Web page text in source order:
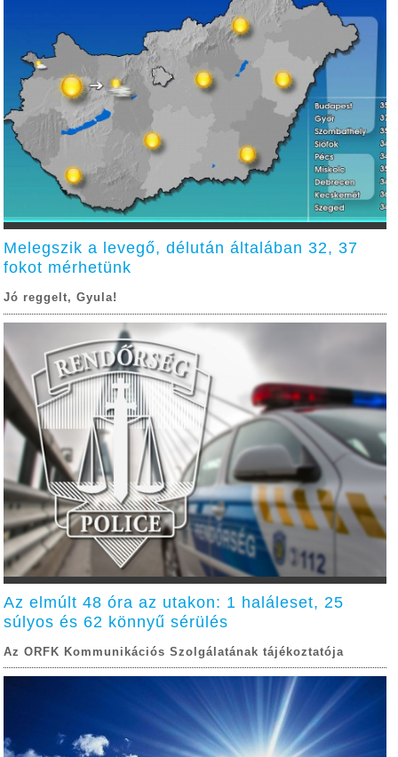
Melegszik a levegő, délután általában 32, 37
fokot mérhetünk
Jó reggelt, Gyula!
Az elmúlt 48 óra az utakon: 1 haláleset, 25
súlyos és 62 könnyű sérülés
Az ORFK Kommunikációs Szolgálatának tájékoztatója